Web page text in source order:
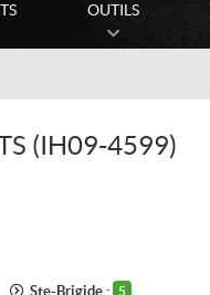
OUTILS
(IH09-4599)
Ste-Brigide : 5